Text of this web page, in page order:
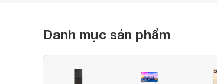
Danh mục sản phẩm